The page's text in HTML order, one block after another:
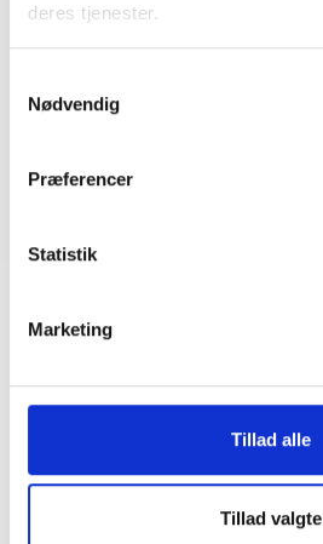
deres tjenester.
Nødvendig
Præferencer
Statistik
Marketing
Tillad alle
Tillad valgte
08. juni 2026
BL INFORMERER
plejeboliger